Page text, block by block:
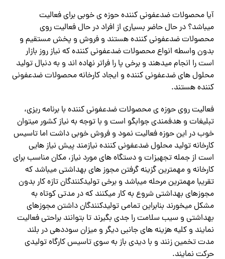
آیا محصولات ضدعفونی کننده حوزه ی خوبی برای فعالیت
میباشد؟ در حال حاضر بسیاری از افراد در حال فعالیت روی
محصولات ضدعفونی کننده هستند و فروش و پخش مستقیم و
بدون واسطه انواع محصولات ضدعفونی کننده که نیاز روز بازار
است را انجام میدهند و برخی پا را فراتر نهاده اند و به دنبال تولید
محلول های ضدعفونی کننده و ایجاد کارخانه محصولات ضدعفونی
کننده هستند.
فعالیت روی حوزه ی محصولات ضدعفونی کننده با برنامه ریزی،
تبلیغات و هدفمندی جوابگو است و با توجه به نیاز کشور میتوان
خوب در این حوزه فعالیت نمود و فروش خوبی داشت اما تاسیس
کارخانه تولید محلول ضدعفونی کننده نیازمند پیش نیاز هایی
است از جمله تجهیزات و دستگاه های مورد نیاز، مکان مناسب برای
کارخانه و مهمترین گزینه گرفتن مجوز های بهداشتی میباشد که
تقریبا مهمترین مرحله میباشد و برخی تولیدکنندگان تازه کار بدون
مجوزهای بهداشتی شروع به کار میکنند که در مدتی کوتاه به
مشکل میخورند بنابراین تمامی تولیدکنندگان داشتن مجوزهای
بهداشتی و سیب سلامت را جدی بگیرند تا بتوانند براحتی فعالیت
نمایند و کلیه هزینه های جانبی دیگر و میزان سوددهی در بلند
مدت تخمین زنند و با دیدی باز به سوی تاسیس کارگاه تولیدی
حرکت نمایند.